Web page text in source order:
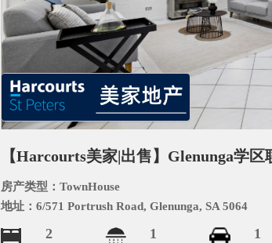
【Harcourts美家|出售】Glenunga学
房产类型：TownHouse
地址：6/571 Portrush Road, Glenunga, SA 5064
2 1 1